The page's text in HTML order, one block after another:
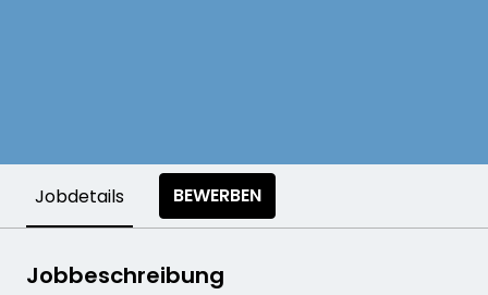
Jobdetails BEWERBEN
Jobbeschreibung